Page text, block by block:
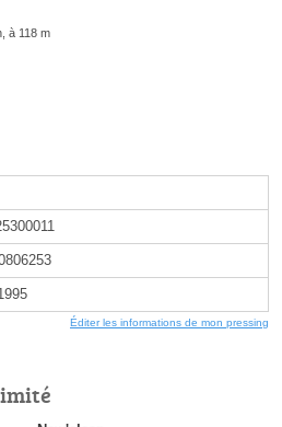
à 118 m
Éditer les informations de mon pressing